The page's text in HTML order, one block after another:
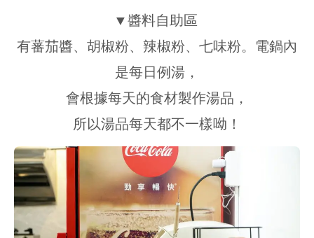
▼醬料自助區
有蕃茄醬、胡椒粉、辣椒粉、七味粉。電鍋內
是每日例湯，
會根據每天的食材製作湯品，
所以湯品每天都不一樣呦！